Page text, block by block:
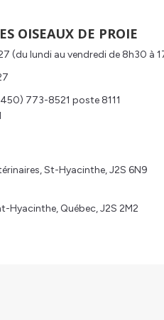
OISEAUX DE PROIE
(du lundi au vendredi de 8h30 à
773-8521 poste 8111
St-Hyacinthe, J2S 6N9
Hyacinthe, Québec, J2S 2M2